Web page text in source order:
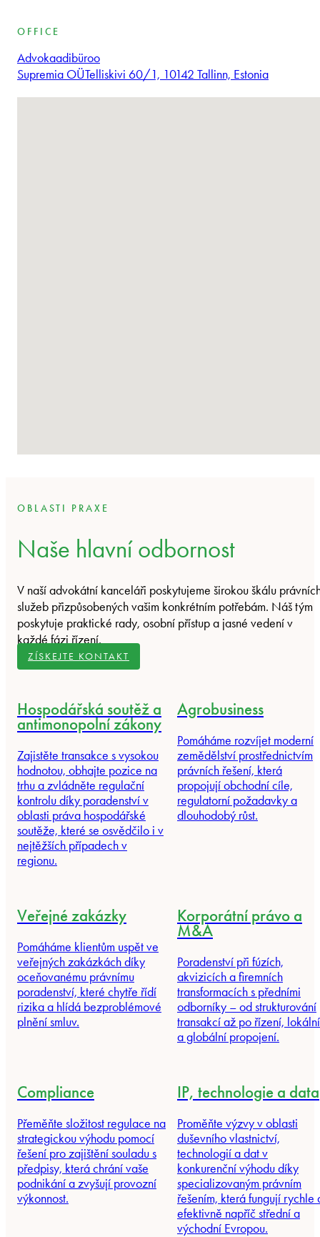
OFFICE
Advokaadibüroo
Supremia OÜTelliskivi 60/1, 10142 Tallinn, Estonia
OBLASTI PRAXE
Naše hlavní odbornost
V naší advokátní kanceláři poskytujeme širokou škálu
služeb přizpůsobených vašim konkrétním potřebám. Náš tým
poskytuje praktické rady, osobní přístup a jasné vedení v
každé fázi řízení.
ZÍSKEJTE KONTAKT
Hospodářská soutěž a
antimonopolní zákony
Zajistěte transakce s vysokou
hodnotou, obhajte pozice na
trhu a zvládněte regulační
kontrolu díky poradenství v
oblasti práva hospodářské
soutěže, které se osvědčilo i v
nejtěžších případech v
regionu.
Agrobusiness
Pomáháme rozvíjet moderní
zemědělství prostřednictvím
právních řešení, která
propojují obchodní cíle,
regulatorní požadavky a
dlouhodobý růst.
Veřejné zakázky
Pomáháme klientům uspět ve
veřejných zakázkách díky
oceňovanému právnímu
poradenství, které chytře řídí
rizika a hlídá bezproblémové
plnění smluv.
Korporátní právo a
M&A
Poradenství při fúzích,
akvizicích a firemních
transformacích s předními
odborníky – od strukturování
transakcí až po řízení, lokální
a globální propojení.
Compliance
Přeměňte složitost regulace na
strategickou výhodu pomocí
řešení pro zajištění souladu s
předpisy, která chrání vaše
podnikání azvyšují provozní
výkonnost.
IP, technologie a data
Proměňte výzvy v oblasti
duševního vlastnictví,
technologií a dat v
konkurenční výhodu díky
specializovaným právním
řešením, která fungují rychle
efektivně napříč střední a
východní Evropou.